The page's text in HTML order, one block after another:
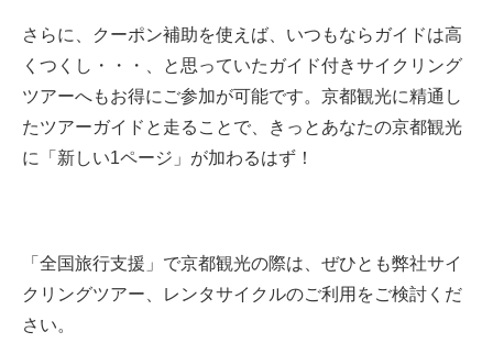
さらに、クーポン補助を使えば、いつもならガイドは高
くつくし・・・、と思っていたガイド付きサイクリング
ツアーへもお得にご参加が可能です。京都観光に精通し
たツアーガイドと走ることで、きっとあなたの京都観光
に「新しい1ページ」が加わるはず！
「全国旅行支援」で京都観光の際は、ぜひとも弊社サイ
クリングツアー、レンタサイクルのご利用をご検討くだ
さい。